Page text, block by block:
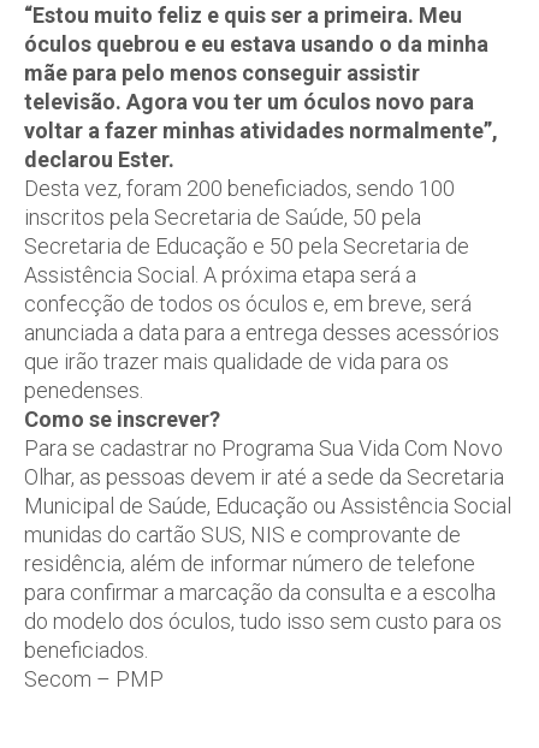
“Estou muito feliz e quis ser a primeira. Meu
óculos quebrou e eu estava usando o da minha
mãe para pelo menos conseguir assistir
televisão. Agora vou ter um óculos novo para
voltar a fazer minhas atividades normalmente”,
declarou Ester.
Desta vez, foram 200 beneficiados, sendo 100
inscritos pela Secretaria de Saúde, 50 pela
Secretaria de Educação e 50 pela Secretaria de
Assistência Social. A próxima etapa será a
confecção de todos os óculos e, em breve, será
anunciada a data para a entrega desses acessórios
que irão trazer mais qualidade de vida para os
penedenses.
Como se inscrever?
Para se cadastrar no Programa Sua Vida Com Novo
Olhar, as pessoas devem ir até a sede da Secretaria
Municipal de Saúde, Educação ou Assistência Social
munidas do cartão SUS, NIS e comprovante de
residência, além de informar número de telefone
para confirmar a marcação da consulta e a escolha
do modelo dos óculos, tudo isso sem custo para os
beneficiados.
Secom – PMP